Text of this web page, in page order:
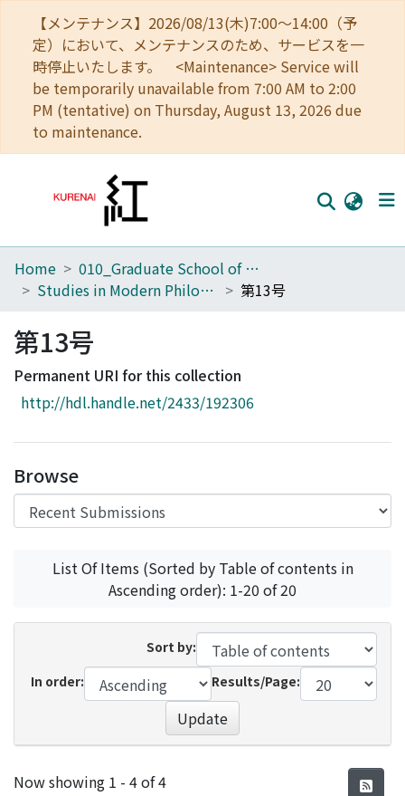
【メンテナンス】2026/08/13(木)7:00～14:00（予
定）において、メンテナンスのため、サービスを一
時停止いたします。 <Maintenance> Service will
be temporarily unavailable from 7:00 AM to 2:00
PM (tentative) on Thursday, August 13, 2026 due
to maintenance.
Home
Browse
Download Ranking
Access Statistics
Home
010_Graduate School of Letters
Studies in Modern Philosophy
第13号
第13号
Permanent URI for this collection
http://hdl.handle.net/2433/192306
Browse
List Of Items (Sorted by Table of contents in
Ascending order): 1-20 of 20
Sort by:
In order:
Results/Page:
Update
Recent Submissions
Now showing 1 - 4 of 4